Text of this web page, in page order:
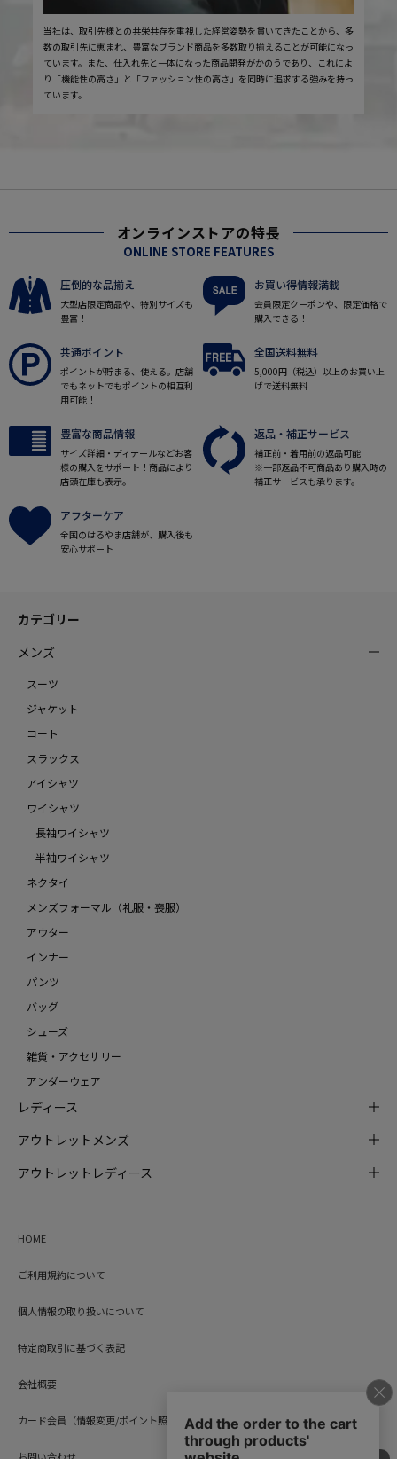
当社は、取引先様との共栄共存を重視した経営姿勢を貫いてきたことから、多
数の取引先に恵まれ、豊富なブランド商品を多数取り揃えることが可能になっ
ています。また、仕入れ先と一体になった商品開発がかのうであり、これによ
り「機能性の高さ」と「ファッション性の高さ」を同時に追求する強みを持っ
ています。
オンラインストアの特長
ONLINE STORE FEATURES
圧倒的な品揃え
大型店限定商品や、特別サイズも
豊富！
お買い得情報満載
会員限定クーポンや、限定価格で
購入できる！
共通ポイント
ポイントが貯まる、使える。店舗
でもネットでもポイントの相互利
用可能！
全国送料無料
5,000円（税込）以上のお買い上
げで送料無料
豊富な商品情報
サイズ詳細・ディテールなどお客
様の購入をサポート！商品により
店頭在庫も表示。
返品・補正サービス
補正前・着用前の返品可能
※一部返品不可商品あり購入時の
補正サービスも承ります。
アフターケア
全国のはるやま店舗が、購入後も
安心サポート
カテゴリー
メンズ
スーツ
ジャケット
コート
スラックス
アイシャツ
ワイシャツ
長袖ワイシャツ
半袖ワイシャツ
ネクタイ
メンズフォーマル（礼服・喪服）
アウター
インナー
パンツ
バッグ
シューズ
雑貨・アクセサリー
アンダーウェア
レディース
アウトレットメンズ
アウトレットレディース
HOME
ご利用規約について
個人情報の取り扱いについて
特定商取引に基づく表記
会社概要
カード会員（情報変更/ポイント照会）
お問い合わせ